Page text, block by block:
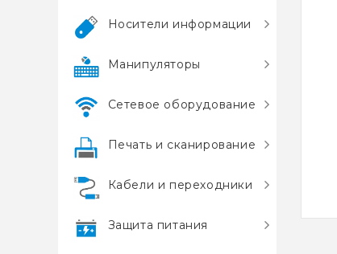
Носители информации
Манипуляторы
Сетевое оборудование
Печать и сканирование
Кабели и переходники
Защита питания